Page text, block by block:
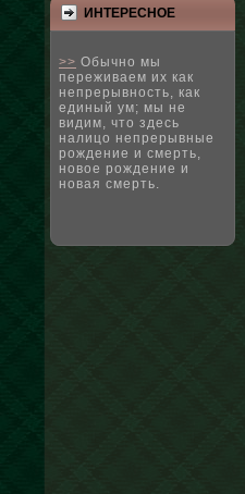
ИНТЕРЕСНΟЕ
>> Обычно мы
переживаем их как
непрерывность, как
единый ум; мы не
видим, что здесь
налицо непрерывные
рождение и смерть,
новое рождение и
новая смерть.